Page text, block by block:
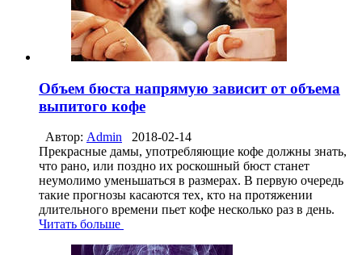
Объем бюста напрямую зависит от объема
выпитого кофе
Автор: Admin
2018-02-14
Прекрасные дамы, употребляющие кофе должны знать,
что рано, или поздно их роскошный бюст станет
неумолимо уменьшаться в размерах. В первую очередь
такие прогнозы касаются тех, кто на протяжении
длительного времени пьет кофе несколько раз в день.
Читать больше